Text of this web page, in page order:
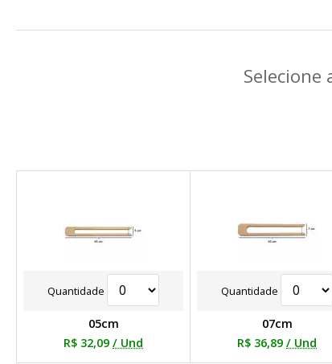
Quantidade
05cm
R$ 32,09 / Und
Quantidade
07cm
R$ 36,89 / Und